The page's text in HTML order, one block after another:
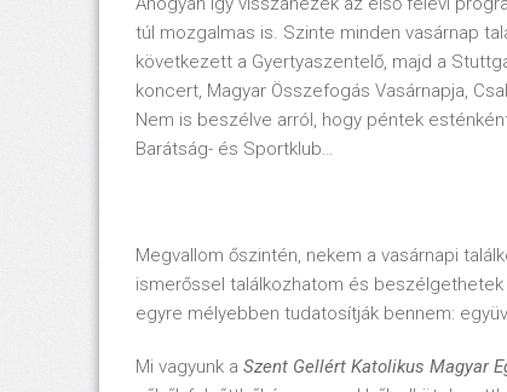
túl mozgalmas is. Szinte minden vasárnap
következett a Gyertyaszentelő, majd a
koncert, Magyar Összefogás Vasárnapja,
Nem is beszélve arról, hogy péntek
Barátság- és Sportklub…
Megvallom őszintén, nekem a vasárnapi
ismerőssel találkozhatom és
egyre mélyebben tudatosítják bennem:
Mi vagyunk a Szent Gellért Katolikus Magyar